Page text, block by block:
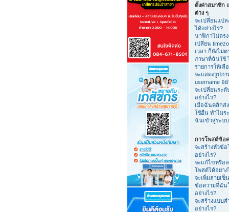
ตั้งค่าสมาชิก
ต่าง ๆ
จะเปลี่ยนแปล
ได้อย่างไร?
นาฬิกาไม่ตร
เปลี่ยน
เวลา ก็ยังไม่ต
ภาษาที่ฉันใช้
รายการให้เลื
จะแสดงรูปภ
username อย่
จะเปลี่ยนระ
อย่างไร?
เมื่อฉันคลิกส่ง
ใช้อื่น ทำไมร
ฉันเข้าสู่ระบ
การโพสต์ข้อ
จะสร้างหัวข้อ
อย่างไร?
จะแก้ไขหรือ
โพสต์ได้อย่าง
จะเพิ่มลายเซ็
ข้อความที่ฉัน
อย่างไร?
จะสร้างแบบส
อย่างไร?